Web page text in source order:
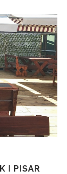
I PISAR